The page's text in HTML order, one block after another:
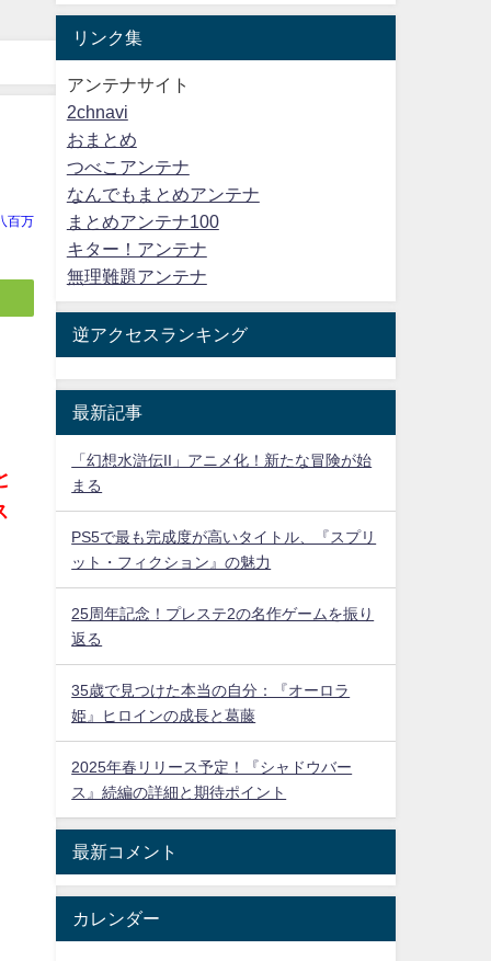
百万
リンク集
アンテナサイト
2chnavi
おまとめ
つべこアンテナ
なんでもまとめアンテナ
まとめアンテナ100
キター！アンテナ
無理難題アンテナ
逆アクセスランキング
最新記事
「幻想水滸伝II」アニメ化！新たな冒険が始
まる
PS5で最も完成度が高いタイトル、『スプリ
ット・フィクション』の魅力
25周年記念！プレステ2の名作ゲームを振り
返る
35歳で見つけた本当の自分：『オーロラ
姫』ヒロインの成長と葛藤
2025年春リリース予定！『シャドウバー
ス』続編の詳細と期待ポイント
最新コメント
カレンダー